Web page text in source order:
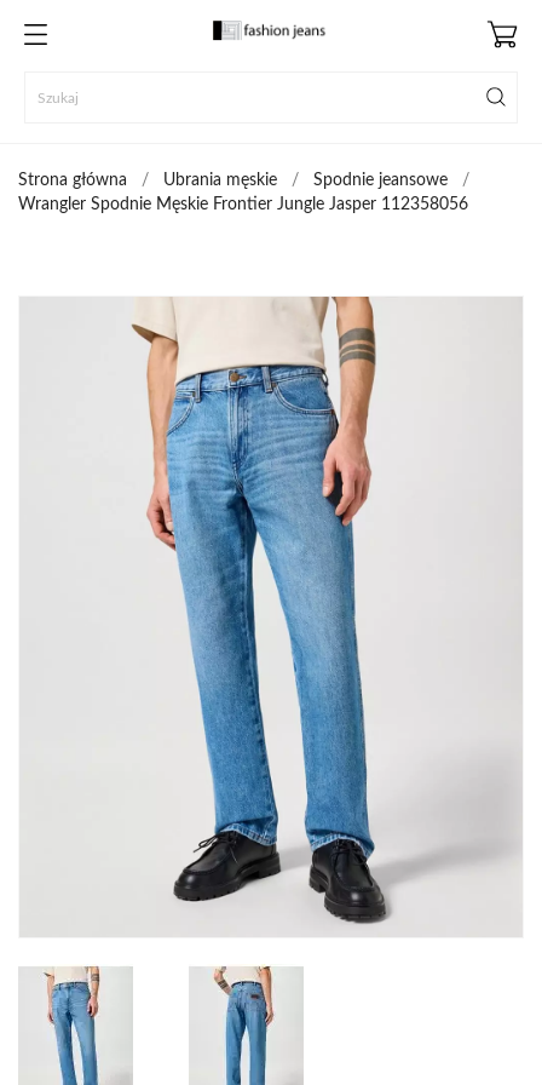
Strona główna Ubrania męskie
Spodnie jeansowe
Wrangler Spodnie Męskie Frontier Jungle Jasper 112358056